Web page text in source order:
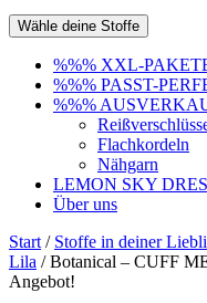
Wähle deine Stoffe
%%% XXL-
%%% PASST-
%%%
Flachkordeln
Nähgarn
LEMON SKY
Über uns
Start / Stoffe in deiner
Lila / Botanical – CUFF
Angebot!